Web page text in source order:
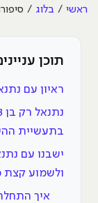
ראשי בלוג
תוכן
ראיון עם
בתעשיית
ישבנו עם
ולשמוע קצת
איך